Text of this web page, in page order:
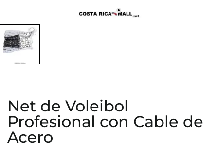
Net de Voleibol
Profesional con Cable de
Acero